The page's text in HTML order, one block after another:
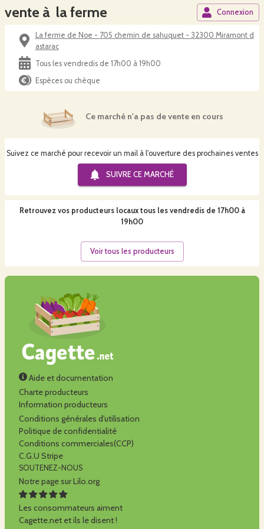
vente à la ferme Connexion
La ferme de Noe - 705 chemin de sahuquet - 32300 Miramont d
astarac
Tous les vendredis de 17h00 à 19h00
Espèces ou chèque
Ce marché n'a pas de vente en cours
Suivez ce marché pour recevoir un mail à l'ouverture des prochaines ventes
SUIVRE CE MARCHÉ
Retrouvez vos producteurs locaux tous les vendredis de 17h00 à
19h00
Voir tous les producteurs
Aide et documentation
Charte producteurs
Information producteurs
Conditions générales d'utilisation
Politique de confidentialité
Conditions commerciales(CCP)
C.G.U Stripe
SOUTENEZ-NOUS
Notre page sur Lilo.org
Les consommateurs aiment
Cagette.net et ils le disent !